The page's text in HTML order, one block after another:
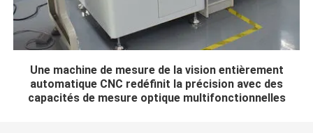
Une machine de mesure de la vision entièrement
automatique CNC redéfinit la précision avec des
capacités de mesure optique multifonctionnelles